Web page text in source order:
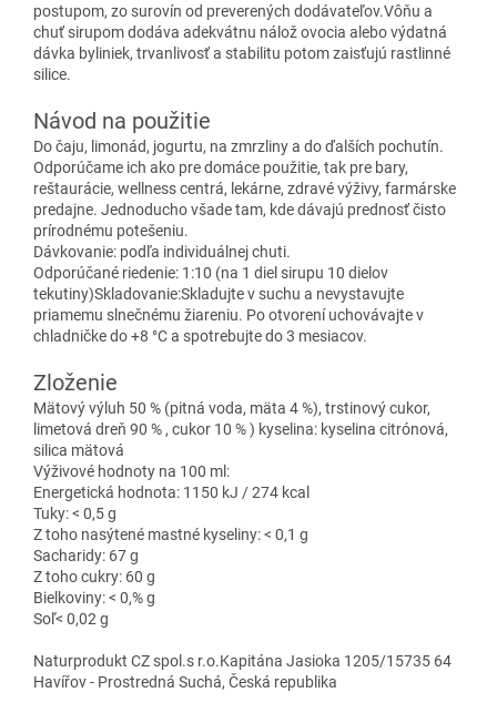
postupom, zo surovín od preverených dodávateľov.Vôňu a
chuť sirupom dodáva adekvátnu nálož ovocia alebo výdatná
dávka byliniek, trvanlivosť a stabilitu potom zaisťujú rastlinné
silice.
Návod na použitie
Do čaju, limonád, jogurtu, na zmrzliny a do ďalších pochutín.
Odporúčame ich ako pre domáce použitie, tak pre bary,
reštaurácie, wellness centrá, lekárne, zdravé výživy, farmárske
predajne. Jednoducho všade tam, kde dávajú prednosť čisto
prírodnému potešeniu.
Dávkovanie: podľa individuálnej chuti.
Odporúčané riedenie: 1:10 (na 1 diel sirupu 10 dielov
tekutiny)Skladovanie:Skladujte v suchu a nevystavujte
priamemu slnečnému žiareniu. Po otvorení uchovávajte v
chladničke do +8 °C a spotrebujte do 3 mesiacov.
Zloženie
Mätový výluh 50 % (pitná voda, mäta 4 %), trstinový cukor,
limetová dreň 90 % , cukor 10 % ) kyselina: kyselina citrónová,
silica mätová
Výživové hodnoty na 100 ml:
Energetická hodnota: 1150 kJ / 274 kcal
Tuky: < 0,5 g
Z toho nasýtené mastné kyseliny: < 0,1 g
Sacharidy: 67 g
Z toho cukry: 60 g
Bielkoviny: < 0,% g
Soľ< 0,02 g
Naturprodukt CZ spol.s r.o.Kapitána Jasioka 1205/15735 64
Havířov - Prostredná Suchá, Česká republika